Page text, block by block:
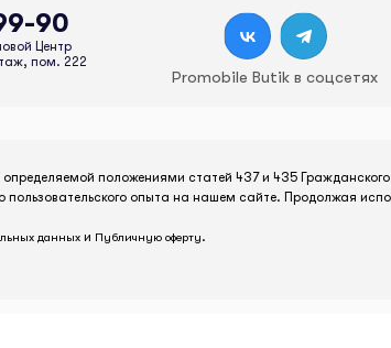
90
Центр
пом. 222
Promobile Butik в соцсетях
положениями статей 437 и 435
опыта на нашем сайте. Продолжая
данных и Публичную оферту.